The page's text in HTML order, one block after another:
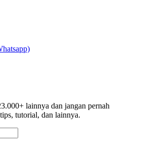
lainnya dan jangan pernah
tutorial, dan lainnya.